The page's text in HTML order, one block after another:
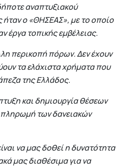
αναπτυξιακού
ο «ΘΗΣΕΑΣ», με το οποίο
έργα τοπικής εμβέλειας.
περικοπή πόρων. Δεν έχουν
τα ελάχιστα χρήματα που
της Ελλάδος.
και δημιουργία θέσεων
πληρωμή των δανειακών
να μας δοθεί η δυνατότητα
μας διαθέσιμα για να